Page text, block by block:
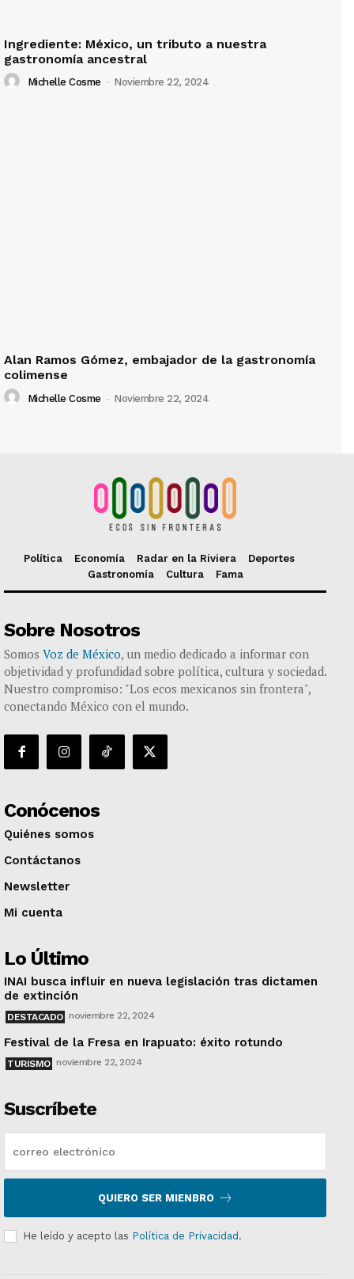
Ingrediente: México, un tributo a nuestra
gastronomía ancestral
Michelle Cosme - Noviembre 22, 2024
Alan Ramos Gómez, embajador de la gastronomía
colimense
Michelle Cosme - Noviembre 22, 2024
Política Economía Radar en la Riviera
Deportes
Gastronomía
Cultura Fama
Sobre Nosotros
Somos Voz de México, un medio dedicado a informar con
objetividad y profundidad sobre política, cultura y sociedad.
Nuestro compromiso: "Los ecos mexicanos sin frontera",
conectando México con el mundo.
Conócenos
Quiénes somos
Contáctanos
Newsletter
Mi cuenta
Lo Último
INAI busca influir en nueva legislación tras dictamen
de extinción
DESTACADO noviembre 22, 2024
Festival de la Fresa en Irapuato: éxito rotundo
TURISMO noviembre 22, 2024
Suscríbete
QUIERO SER MIENBRO
He leído y acepto las Política de Privacidad .